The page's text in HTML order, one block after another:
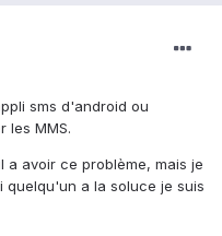
sms d'android ou
les MMS.
a avoir ce problème, mais je
a la soluce je suis